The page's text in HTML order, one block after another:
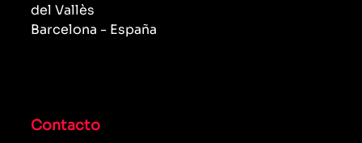
del Vallès
Barcelona - España
Contacto